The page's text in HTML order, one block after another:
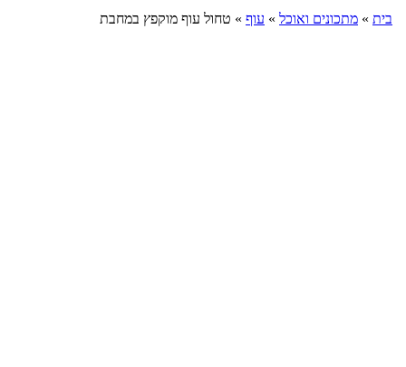
בית » מתכונים ואוכל » עוף » טחול עוף מוקפץ במחבת